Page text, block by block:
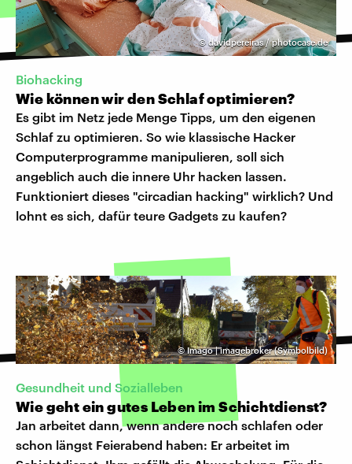
©davidpereiras / photocase.de
Biohacking
Wie können wir den Schlaf optimieren?
Es gibt im Netz jede Menge Tipps, um den eigenen
Schlaf zu optimieren. So wie klassische Hacker
Computerprogramme manipulieren, soll sich
angeblich auch die innere Uhr hacken lassen.
Funktioniert dieses "circadian hacking" wirklich? Und
lohnt es sich, dafür teure Gadgets zu kaufen?
©Imago | imagebroker (Symbolbild)
Gesundheit und Sozialleben
Wie geht ein gutes Leben im Schichtdienst?
Jan arbeitet dann, wenn andere noch schlafen oder
schon längst Feierabend haben: Er arbeitet im